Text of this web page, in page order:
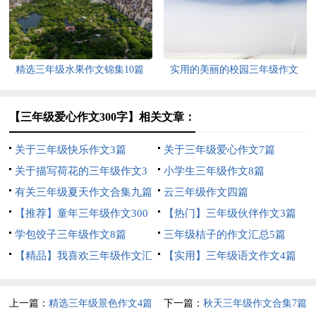
精选三年级水果作文锦集10篇
实用的美丽的校园三年级作文
【三年级爱心作文300字】相关文章：
关于三年级快乐作文3篇
关于三年级爱心作文7篇
关于描写荷花的三年级作文3
篇
小学生三年级作文8篇
有关三年级夏天作文合集九篇
云三年级作文四篇
【推荐】童年三年级作文300
字10篇
【热门】三年级伙伴作文3篇
学包饺子三年级作文8篇
三年级桔子的作文汇总5篇
【精品】我喜欢三年级作文汇
【实用】三年级语文作文4篇
上一篇：精选三年级景色作文4篇 下一篇： 秋天三年级作文合集7篇